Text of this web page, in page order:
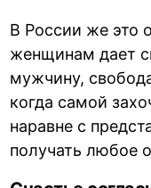
В России же это
женщинам дает
мужчину,
когда самой
наравне с
получать любое